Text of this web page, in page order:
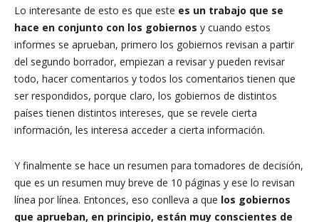
Lo interesante de esto es que este es un trabajo que se
hace en conjunto con los gobiernos y cuando estos
informes se aprueban, primero los gobiernos revisan a partir
del segundo borrador, empiezan a revisar y pueden revisar
todo, hacer comentarios y todos los comentarios tienen que
ser respondidos, porque claro, los gobiernos de distintos
países tienen distintos intereses, que se revele cierta
información, les interesa acceder a cierta información.
Y finalmente se hace un resumen para tomadores de decisión,
que es un resumen muy breve de 10 páginas y ese lo revisan
línea por línea. Entonces, eso conlleva a que los gobiernos
que aprueban, en principio, están muy conscientes de